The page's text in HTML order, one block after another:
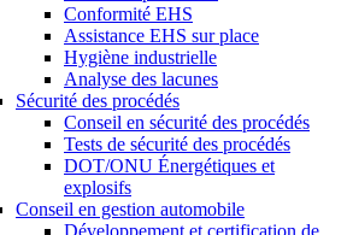
Conformité EHS
Assistance EHS sur place
Hygiène industrielle
Analyse des lacunes
Sécurité des procédés
Conseil en sécurité des procédés
Tests de sécurité des procédés
DOT/ONU Énergétiques et
explosifs
Conseil en gestion automobile
Développement et certification de